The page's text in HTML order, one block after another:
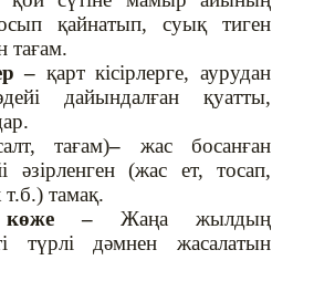
қайнатып, суық тиген
тағам.
– қарт кісірлерге, аурудан
дайындалған қуатты,
тағам)– жас босанған
әзірленген (жас ет, тосап,
тамақ.
көже – Жаңа жылдың
түрлі дәмнен жасалатын